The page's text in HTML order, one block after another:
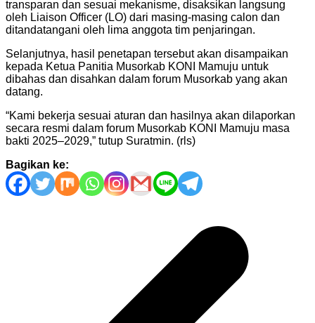
transparan dan sesuai mekanisme, disaksikan langsung
oleh Liaison Officer (LO) dari masing-masing calon dan
ditandatangani oleh lima anggota tim penjaringan.
Selanjutnya, hasil penetapan tersebut akan disampaikan
kepada Ketua Panitia Musorkab KONI Mamuju untuk
dibahas dan disahkan dalam forum Musorkab yang akan
datang.
“Kami bekerja sesuai aturan dan hasilnya akan dilaporkan
secara resmi dalam forum Musorkab KONI Mamuju masa
bakti 2025–2029,” tutup Suratmin. (rls)
Bagikan ke: